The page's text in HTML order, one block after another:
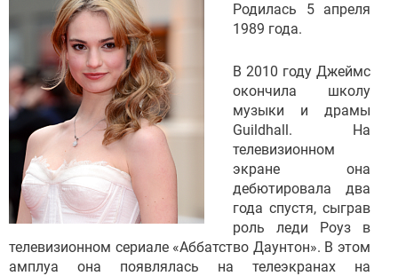
Родилась 5 апреля
1989 года.
В 2010 году Джеймс
окончила школу
музыки и драмы
Guildhall. На
телевизионном
экране она
дебютировала два
года спустя, сыграв
роль леди Роуз в
телевизионном сериале «Аббатство Даунтон». В этом
амплуа она появлялась на телеэкранах на